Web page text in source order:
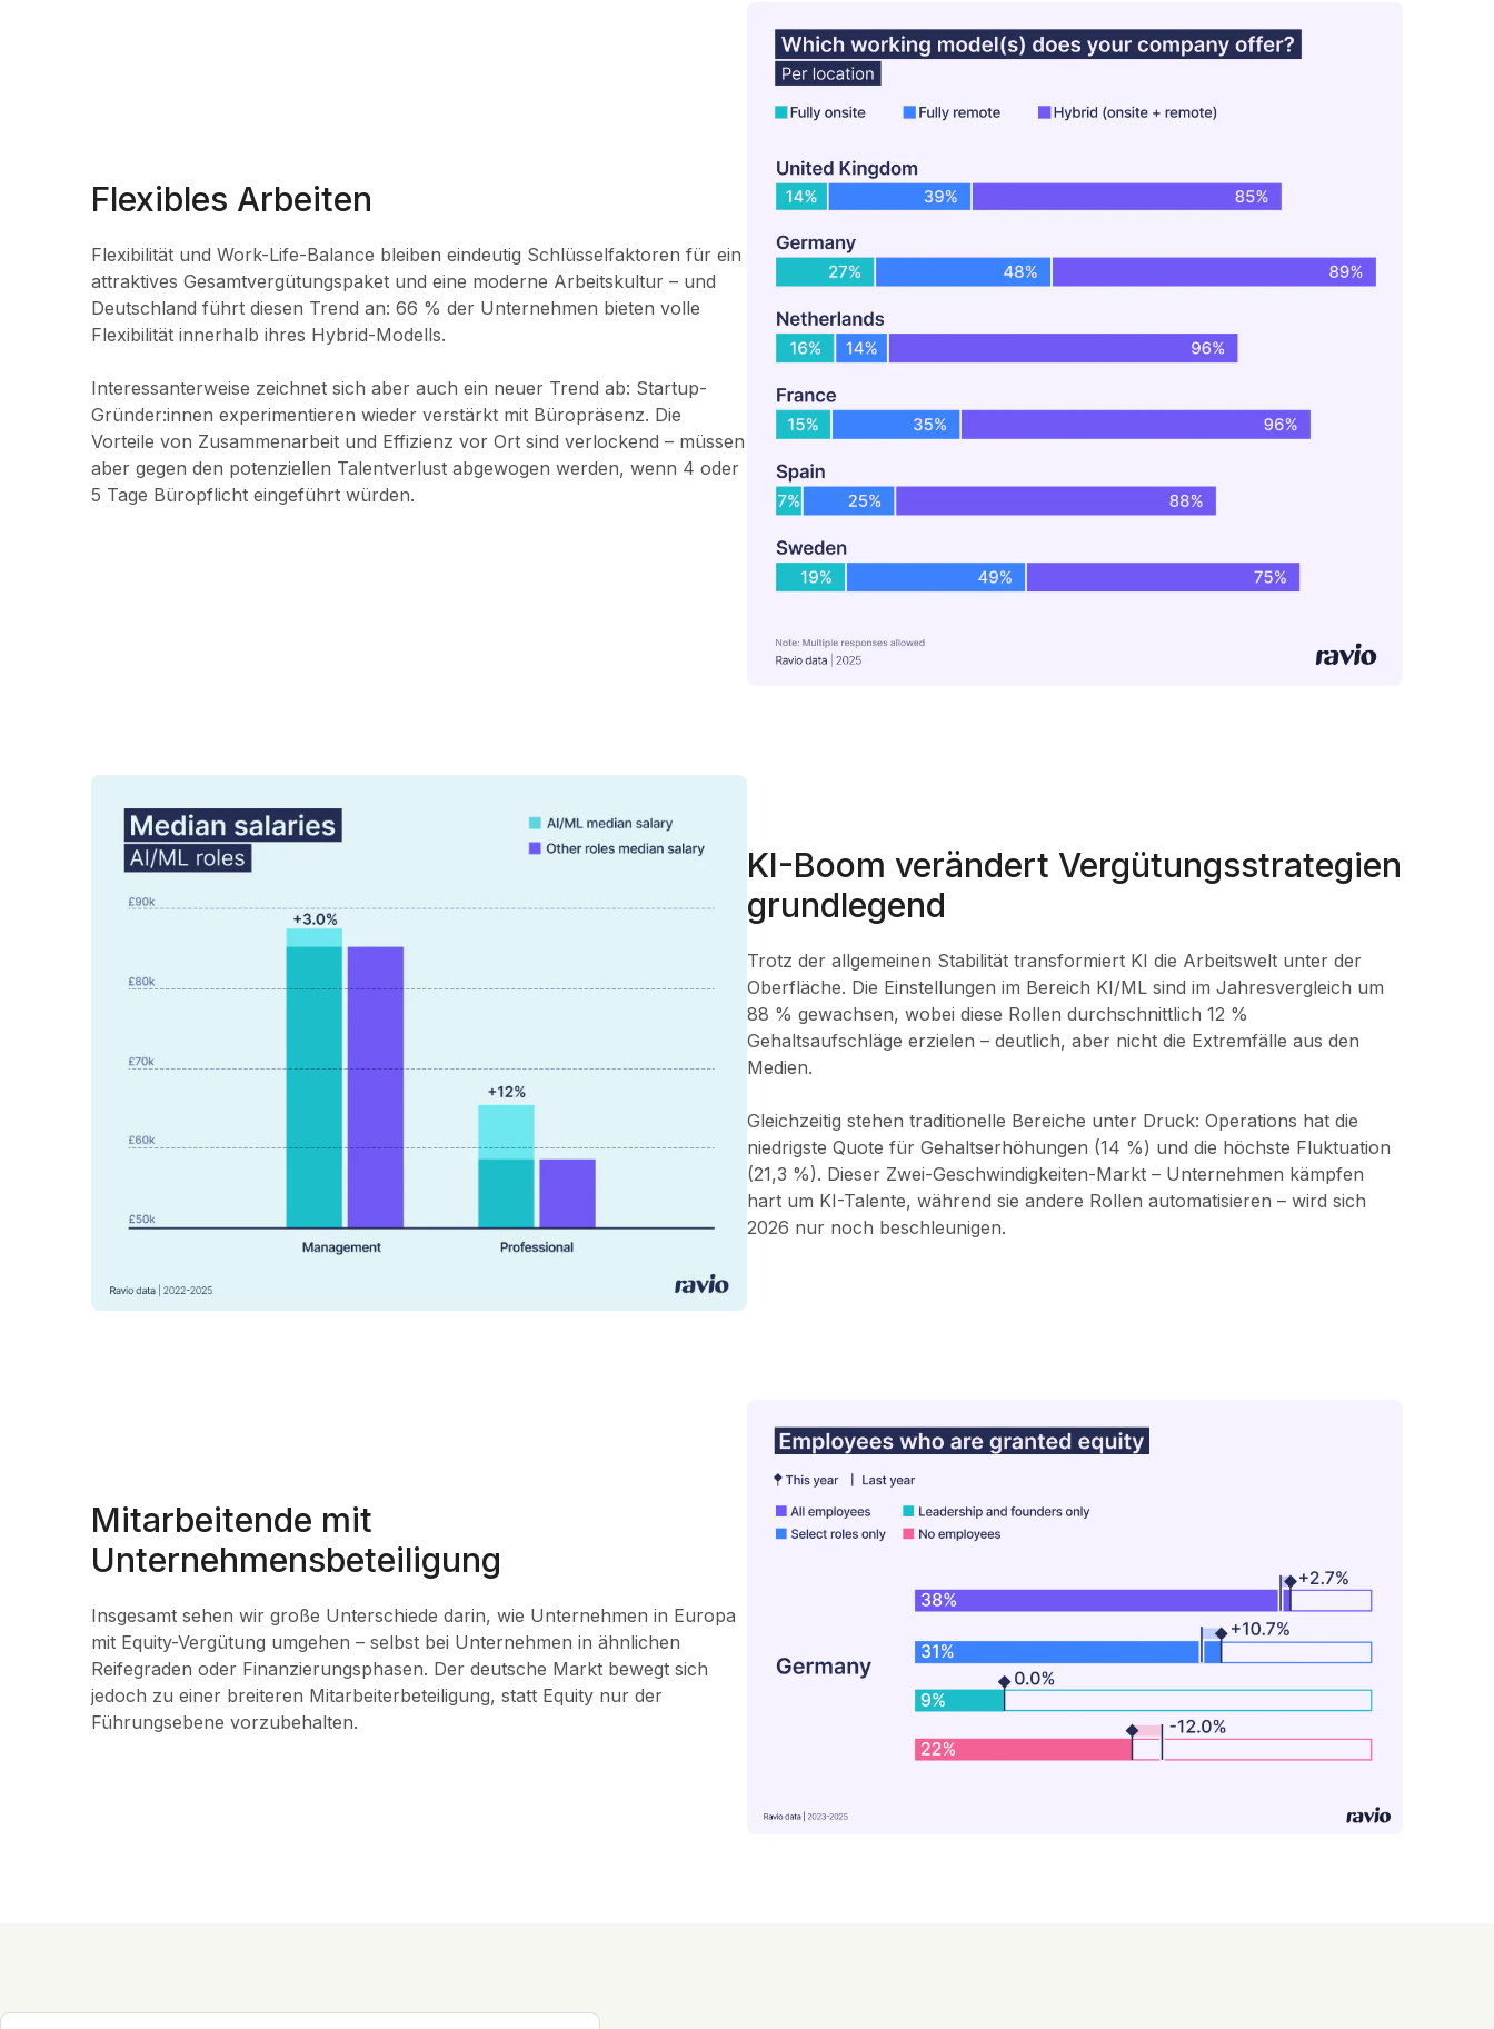
Flexibles Arbeiten
Flexibilität und Work-Life-Balance bleiben eindeutig Schlüsselfaktoren für ein
attraktives Gesamtvergütungspaket und eine moderne Arbeitskultur – und
Deutschland führt diesen Trend an: 66 % der Unternehmen bieten volle
Flexibilität innerhalb ihres Hybrid-Modells.
Interessanterweise zeichnet sich aber auch ein neuer Trend ab: Startup-
Gründer:innen experimentieren wieder verstärkt mit Büropräsenz. Die
Vorteile von Zusammenarbeit und Effizienz vor Ort sind verlockend – müssen
aber gegen den potenziellen Talentverlust abgewogen werden, wenn 4 oder
5 Tage Büropflicht eingeführt würden.
KI-Boom verändert Vergütungsstrategien
grundlegend
Trotz der allgemeinen Stabilität transformiert KI die Arbeitswelt unter der
Oberfläche. Die Einstellungen im Bereich KI/ML sind im Jahresvergleich um
88 % gewachsen, wobei diese Rollen durchschnittlich 12 %
Gehaltsaufschläge erzielen – deutlich, aber nicht die Extremfälle aus den
Medien.
Gleichzeitig stehen traditionelle Bereiche unter Druck: Operations hat die
niedrigste Quote für Gehaltserhöhungen (14 %) und die höchste Fluktuation
(21,3 %). Dieser Zwei-Geschwindigkeiten-Markt – Unternehmen kämpfen
hart um KI-Talente, während sie andere Rollen automatisieren – wird sich
2026 nur noch beschleunigen.
Mitarbeitende mit
Unternehmensbeteiligung
Insgesamt sehen wir große Unterschiede darin, wie Unternehmen in Europa
mit Equity-Vergütung umgehen – selbst bei Unternehmen in ähnlichen
Reifegraden oder Finanzierungsphasen. Der deutsche Markt bewegt sich
jedoch zu einer breiteren Mitarbeiterbeteiligung, statt Equity nur der
Führungsebene vorzubehalten.